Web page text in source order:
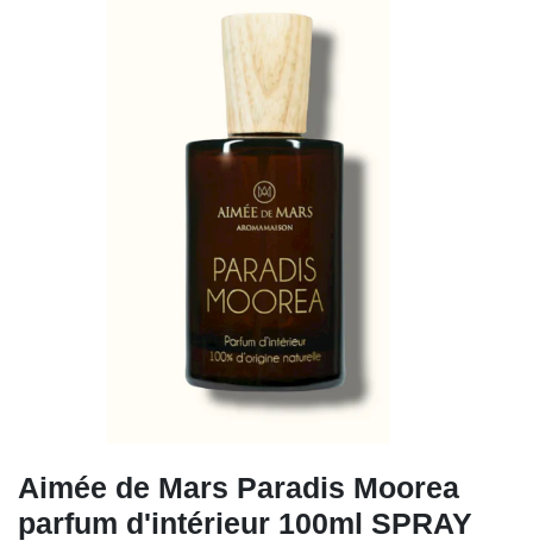
Aimée de Mars Paradis Moorea
parfum d'intérieur 100ml SPRAY